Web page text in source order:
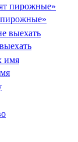
пирожные»